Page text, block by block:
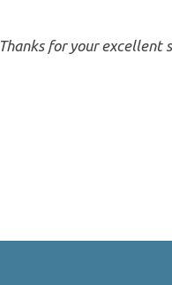
Thanks for your excellent